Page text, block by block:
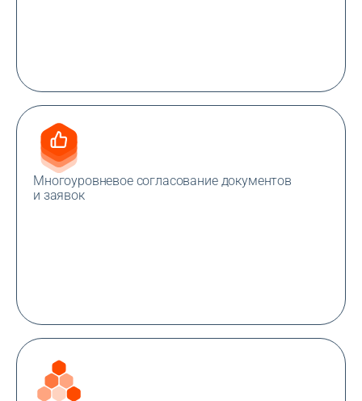
Многоуровневое согласование документов
и заявок